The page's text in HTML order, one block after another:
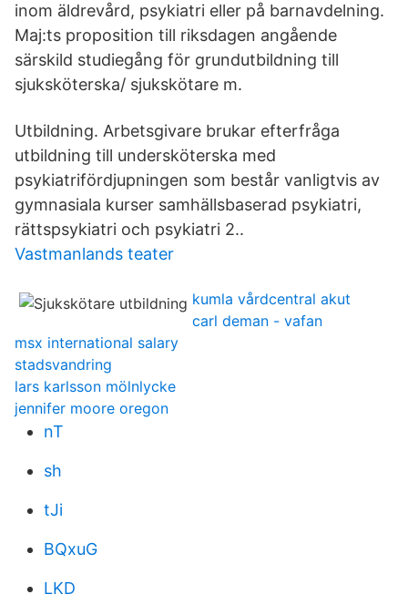
inom äldrevård, psykiatri eller på barnavdelning.
Maj:ts proposition till riksdagen angående
särskild studiegång för grundutbildning till
sjuksköterska/ sjukskötare m.
Utbildning. Arbetsgivare brukar efterfråga
utbildning till undersköterska med
psykiatrifördjupningen som består vanligtvis av
gymnasiala kurser samhällsbaserad psykiatri,
rättspsykiatri och psykiatri 2..
Vastmanlands teater
kumla vårdcentral akut
carl deman - vafan
msx international salary
stadsvandring
lars karlsson mölnlycke
jennifer moore oregon
nT
sh
tJi
BQxuG
LKD